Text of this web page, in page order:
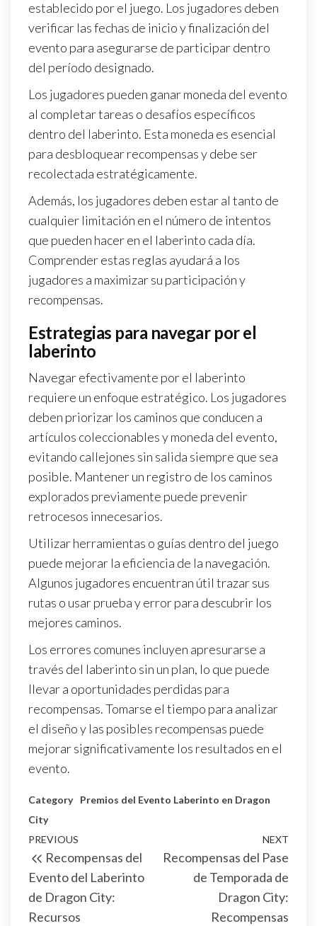
establecido por el juego. Los jugadores deben
verificar las fechas de inicio y finalización del
evento para asegurarse de participar dentro
del período designado.
Los jugadores pueden ganar moneda del evento
al completar tareas o desafíos específicos
dentro del laberinto. Esta moneda es esencial
para desbloquear recompensas y debe ser
recolectada estratégicamente.
Además, los jugadores deben estar al tanto de
cualquier limitación en el número de intentos
que pueden hacer en el laberinto cada día.
Comprender estas reglas ayudará a los
jugadores a maximizar su participación y
recompensas.
Estrategias para navegar por el
laberinto
Navegar efectivamente por el laberinto
requiere un enfoque estratégico. Los jugadores
deben priorizar los caminos que conducen a
artículos coleccionables y moneda del evento,
evitando callejones sin salida siempre que sea
posible. Mantener un registro de los caminos
explorados previamente puede prevenir
retrocesos innecesarios.
Utilizar herramientas o guías dentro del juego
puede mejorar la eficiencia de la navegación.
Algunos jugadores encuentran útil trazar sus
rutas o usar prueba y error para descubrir los
mejores caminos.
Los errores comunes incluyen apresurarse a
través del laberinto sin un plan, lo que puede
llevar a oportunidades perdidas para
recompensas. Tomarse el tiempo para analizar
el diseño y las posibles recompensas puede
mejorar significativamente los resultados en el
evento.
Category
Premios del Evento Laberinto en Dragon
City
Post
navigation
Previous
Post
PREVIOUS
Recompensas del
Evento del Laberinto
de Dragon City:
Recursos
NEXT
Recompensas del Pase
de Temporada de
Dragon City:
Recompensas